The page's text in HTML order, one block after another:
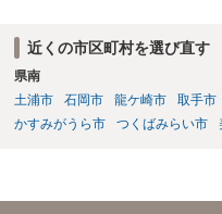
に相談した上で、事案の見通
を早急に決断された方が良いか
合は、通常、会社が隠蔽のため
め、弁護士と相談の上、訴え提
近くの市区町村を選び直す
県南
土浦市
石岡市 龍ケ崎市 取手市
かすみがうら市
つくばみらい市